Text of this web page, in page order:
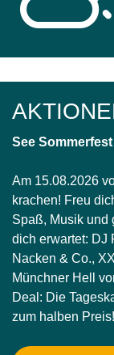
See
Am 15.08.2026
krachen! Freu
Spaß, Musik und
dich erwartet: DJ
Nacken & Co.,
Münchner Hell
Deal: Die
zum halben